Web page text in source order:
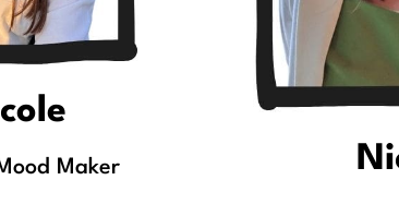
Maker